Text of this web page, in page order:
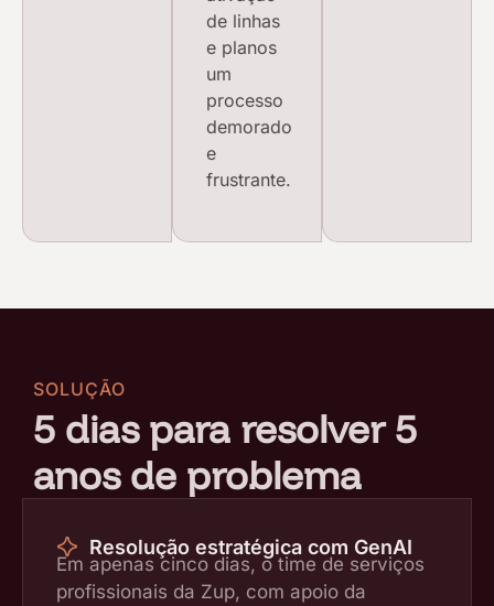
de linhas
e planos
um
processo
demorado
e
frustrante.
SOLUÇÃO
5 dias para resolver 5
anos de problema
Resolução estratégica com GenAI
Em apenas cinco dias, o time de serviços
profissionais da Zup, com apoio da